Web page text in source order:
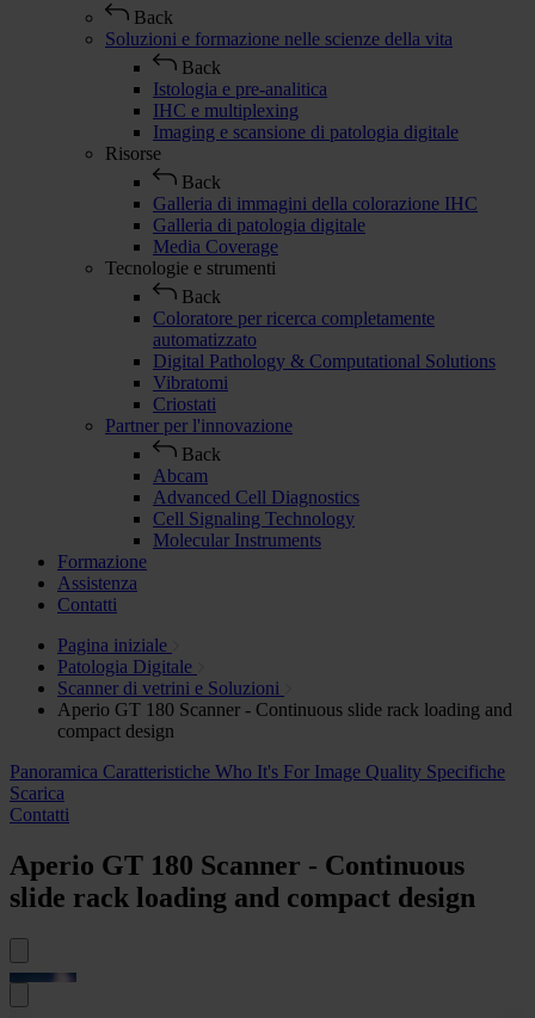
Back
Soluzioni e formazione nelle scienze della vita
Back
Istologia e pre-analitica
IHC e multiplexing
Imaging e scansione di patologia digitale
Risorse
Back
Galleria di immagini della colorazione IHC
Galleria di patologia digitale
Media Coverage
Tecnologie e strumenti
Back
Coloratore per ricerca completamente
automatizzato
Digital Pathology & Computational Solutions
Vibratomi
Criostati
Partner per l'innovazione
Back
Abcam
Advanced Cell Diagnostics
Cell Signaling Technology
Molecular Instruments
Formazione
Assistenza
Contatti
Pagina iniziale
Patologia Digitale
Scanner di vetrini e Soluzioni
Aperio GT 180 Scanner - Continuous slide rack loading and
compact design
Panoramica Caratteristiche Who It's For Image Quality Specifiche
Scarica
Contatti
Aperio GT 180 Scanner - Continuous
slide rack loading and compact design